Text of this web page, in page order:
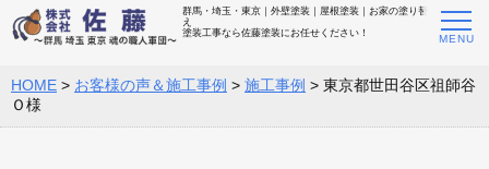
群馬・埼玉・東京｜外壁塗装｜屋根塗装｜お家の塗り替
え
塗装工事なら佐藤塗装にお任せください！
HOME > お客様の声＆施工事例 > 施工事例 > 東京都世田谷区祖師谷
Ｏ様